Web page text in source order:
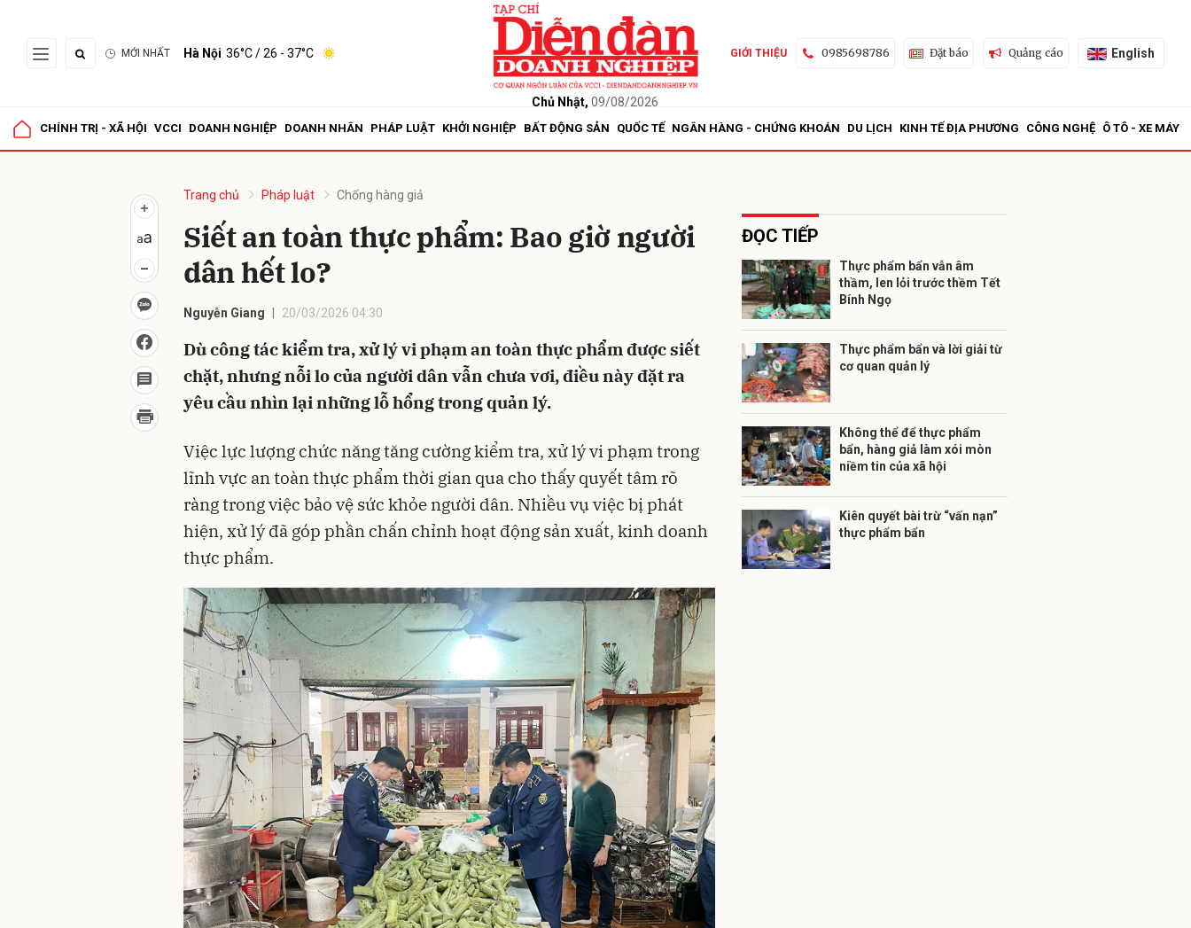
MỚI NHẤT Hà Nội 36°C/ 26 - 37°C
Chủ Nhật, 09/08/2026
GIỚI THIỆU 0985698786 Đặt báo Quảng cáo English
CHÍNH TRỊ - XÃ HỘI VCCI DOANH NGHIỆP DOANH NHÂN PHÁP LUẬT KHỞI NGHIỆP BẤT ĐỘNG SẢN QUỐC TẾ NGÂN HÀNG - CHỨNG KHOÁN DU LỊCH KINH TẾ ĐỊA PHƯƠNG CÔNG NGHỆ Ô TÔ - XE MÁY
Trang chủ Pháp luật Chống hàng giả
Siết an toàn thực phẩm: Bao giờ người
dân hết lo?
Nguyễn Giang 20/03/2026 04:30
Dù công tác kiểm tra, xử lý vi phạm an toàn thực phẩm được siết
chặt, nhưng nỗi lo của người dân vẫn chưa vơi, điều này đặt ra
yêu cầu nhìn lại những lỗ hổng trong quản lý.
Việc lực lượng chức năng tăng cường kiểm tra, xử lý vi phạm trong
lĩnh vực an toàn thực phẩm thời gian qua cho thấy quyết tâm rõ
ràng trong việc bảo vệ sức khỏe người dân. Nhiều vụ việc bị phát
hiện, xử lý đã góp phần chấn chỉnh hoạt động sản xuất, kinh doanh
thực phẩm.
ĐỌC TIẾP
Thực phẩm bẩn vẫn âm
thầm, len lỏi trước thềm Tết
Bính Ngọ
Thực phẩm bẩn và lời giải từ
cơ quan quản lý
Không thể để thực phẩm
bẩn, hàng giả làm xói mòn
niềm tin của xã hội
Kiên quyết bài trừ “vấn nạn”
thực phẩm bẩn
Gửi